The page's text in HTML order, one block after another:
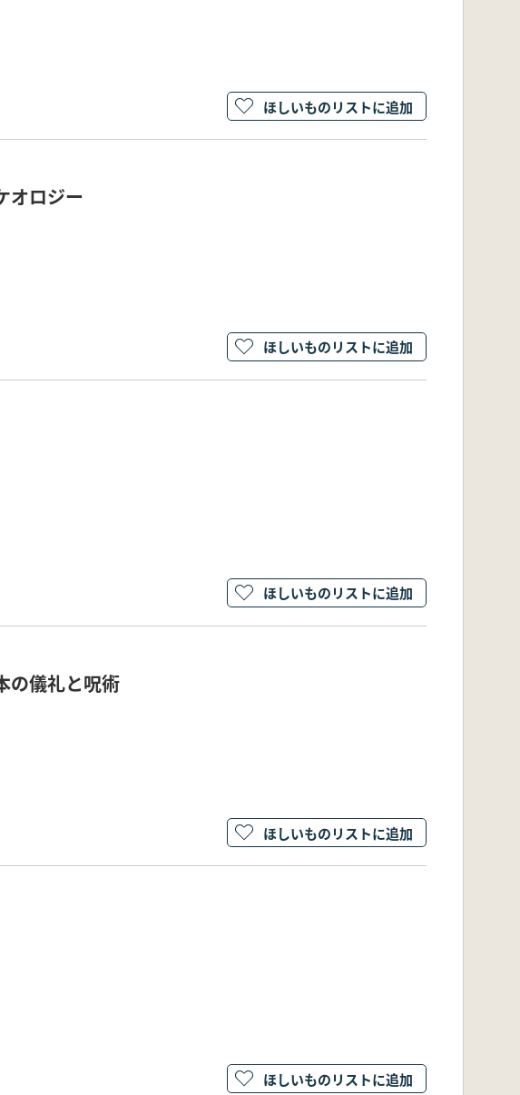
ほしいものリストに追加
オロジー
ほしいものリストに追加
ほしいものリストに追加
の儀礼と呪術
ほしいものリストに追加
ほしいものリストに追加